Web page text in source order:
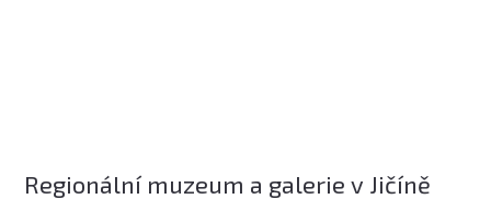
Regionální muzeum a galerie v Jičíně